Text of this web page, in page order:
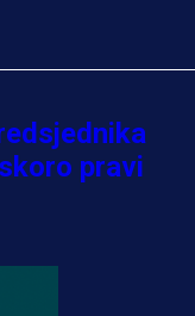
pravi